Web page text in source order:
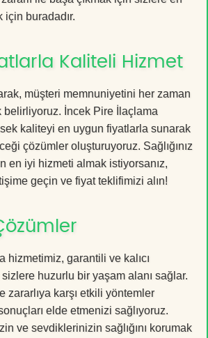
buradadır.
Kaliteli Hizmet
müşteri memnuniyetini her zaman
İncek Pire İlaçlama
kaliteyi en uygun fiyatlarla sunarak
çözümler oluşturuyoruz. Sağlığınız
en iyi hizmeti almak istiyorsanız,
geçin ve fiyat teklifimizi alın!
hizmetimiz, garantili ve kalıcı
huzurlu bir yaşam alanı sağlar.
zararlıya karşı etkili yöntemler
elde etmenizi sağlıyoruz.
ve sevdiklerinizin sağlığını korumak